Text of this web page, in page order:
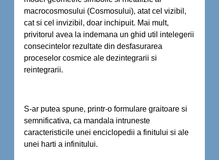
macrocosmosului (Cosmosului), atat cel vizibil,
cat si cel invizibil, doar inchipuit. Mai mult,
privitorul avea la indemana un ghid util intelegerii
consecintelor rezultate din desfasurarea
proceselor cosmice ale dezintegrarii si
reintegrarii.
S-ar putea spune, printr-o formulare graitoare si
semnificativa, ca mandala intruneste
caracteristicile unei enciclopedii a finitului si ale
unei harti a infinitului.